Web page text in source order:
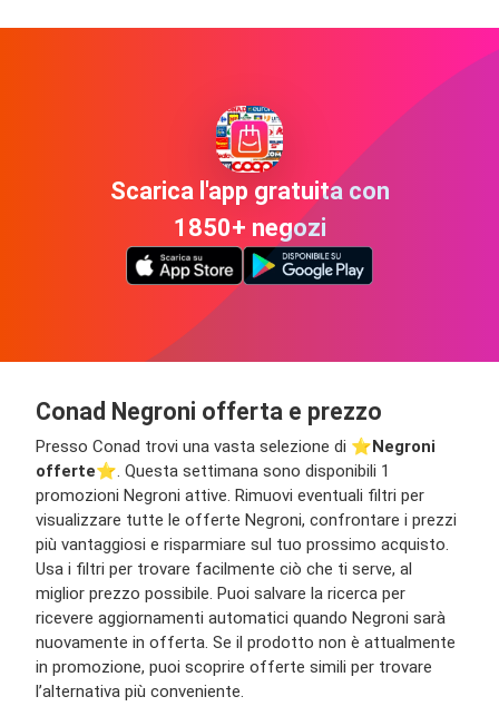
Scarica l'app gratuita con
1850+ negozi
Conad Negroni offerta e prezzo
Presso Conad trovi una vasta selezione di ⭐️Negroni
offerte⭐️. Questa settimana sono disponibili 1
promozioni Negroni attive. Rimuovi eventuali filtri per
visualizzare tutte le offerte Negroni, confrontare i prezzi
più vantaggiosi e risparmiare sul tuo prossimo acquisto.
Usa i filtri per trovare facilmente ciò che ti serve, al
miglior prezzo possibile. Puoi salvare la ricerca per
ricevere aggiornamenti automatici quando Negroni sarà
nuovamente in offerta. Se il prodotto non è attualmente
in promozione, puoi scoprire offerte simili per trovare
l’alternativa più conveniente.